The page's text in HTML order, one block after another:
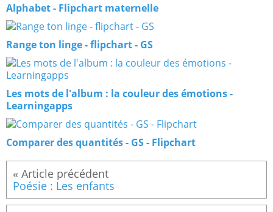
Alphabet - Flipchart maternelle
Range ton linge - flipchart - GS
Les mots de l'album : la couleur des émotions -
Learningapps
Comparer des quantités - GS - Flipchart
Poésie : Les enfants